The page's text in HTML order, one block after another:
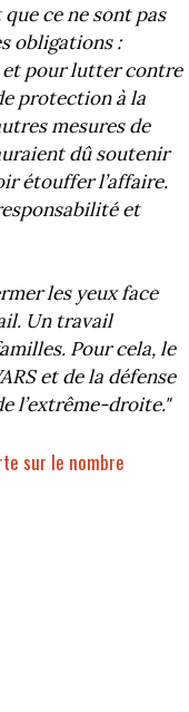
ce ne sont pas
obligations :
et pour lutter contre
protection à la
mesures de
dû soutenir
étouffer l’affaire.
et
les yeux face
Un travail
Pour cela, le
et de la défense
l’extrême-droite."
sur le nombre